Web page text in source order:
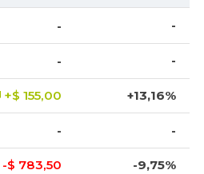
- -
- -
+$ 155,00 +13,16%
- -
-$ 783,50 -9,75%